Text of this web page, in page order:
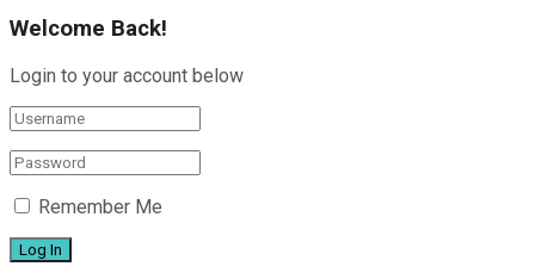
Welcome Back!
Login to your account below
Remember Me